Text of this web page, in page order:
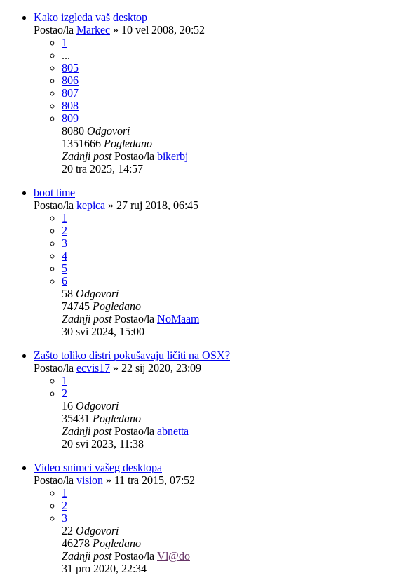
Kako izgleda vaš desktop
Postao/la Markec » 10 vel 2008, 20:52
1
...
805
806
807
808
809
8080 Odgovori
1351666 Pogledano
Zadnji postPostao/la bikerbj
20 tra 2025, 14:57
boot time
Postao/la kepica » 27 ruj 2018, 06:45
1
2
3
4
5
6
58 Odgovori
74745 Pogledano
Zadnji postPostao/la NoMaam
30 svi 2024, 15:00
Zašto toliko distri pokušavaju ličiti na OSX?
Postao/la ecvis17 » 22 sij 2020, 23:09
1
2
16 Odgovori
35431 Pogledano
Zadnji postPostao/la abnetta
20 svi 2023, 11:38
Video snimci vašeg desktopa
Postao/la vision » 11 tra 2015, 07:52
1
2
3
22 Odgovori
46278 Pogledano
Zadnji postPostao/la Vl@do
31 pro 2020, 22:34